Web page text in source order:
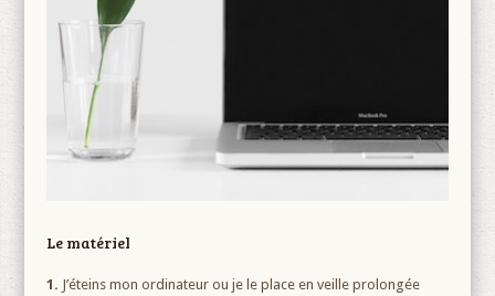
Le matériel
1. J’éteins mon ordinateur ou je le place en veille prolongée